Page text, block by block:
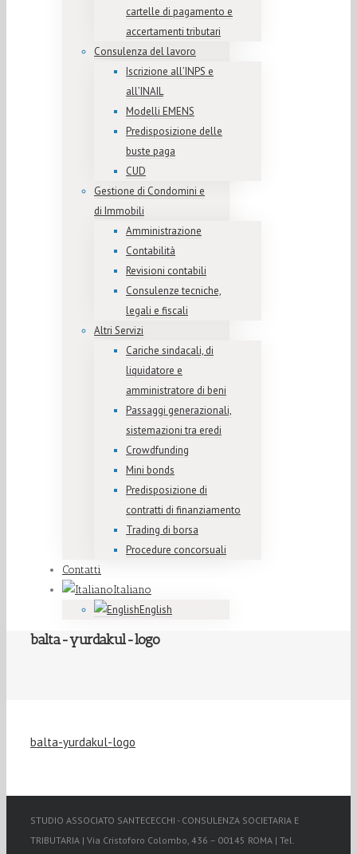
cartelle di pagamento e
accertamenti tributari
Consulenza del lavoro
Iscrizione all’INPS e
all’INAIL
Modelli EMENS
Predisposizione delle
buste paga
CUD
Gestione di Condomini e
di Immobili
Amministrazione
Contabilità
Revisioni contabili
Consulenze tecniche,
legali e fiscali
Altri Servizi
Cariche sindacali, di
liquidatore e
amministratore di beni
Passaggi generazionali,
sistemazioni tra eredi
Crowdfunding
Mini bonds
Predisposizione di
contratti di finanziamento
Trading di borsa
Procedure concorsuali
Contatti
Italiano
English
balta-yurdakul-logo
balta-yurdakul-logo
STUDIO ASSOCIATO SANTECECCHI - CONSULENZA SOCIETARIA E
TRIBUTARIA | Via Cristoforo Colombo, 436 – 00145 ROMA | Tel.